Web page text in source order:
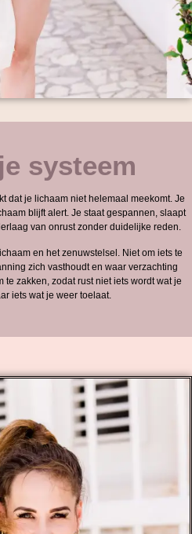
systeem
dat je lichaam niet helemaal meekomt. Je
blijft alert. Je staat gespannen, slaapt
van onrust zonder duidelijke reden.
en het zenuwstelsel. Niet om iets te
zich vasthoudt en waar verzachting
te zakken, zodat rust niet iets wordt wat je
iets wat je weer toelaat.